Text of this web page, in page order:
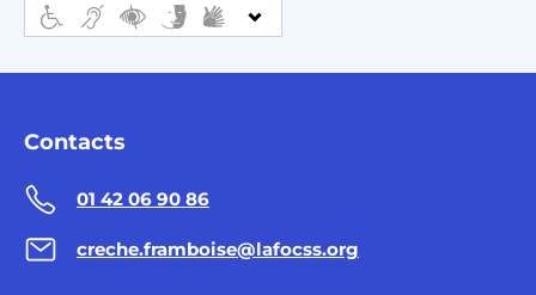
Contacts
01 42 06 90 86
creche.framboise@lafocss.org